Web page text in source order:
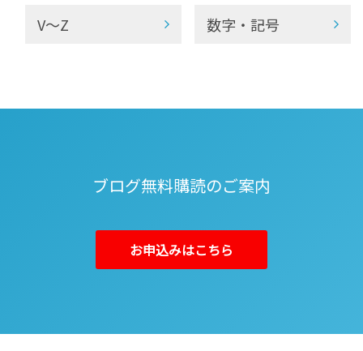
V～Z 数字・記号
ブログ無料購読のご案内
お申込みはこちら